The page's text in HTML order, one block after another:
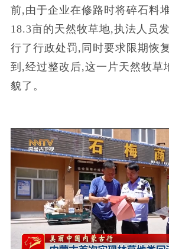
前,由于企业在修路时将碎石料
18.3亩的天然牧草地,执法人员
行了行政处罚,同时要求限期恢
到,经过整改后,这一片天然牧草
貌了。